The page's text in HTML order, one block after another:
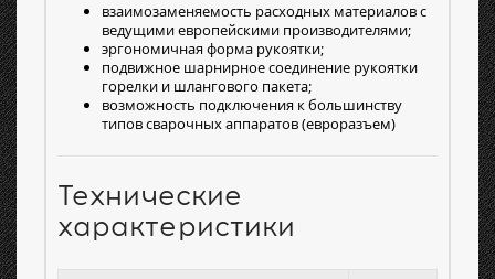
взаимозаменяемость расходных материалов с
ведущими европейскими производителями;
эргономичная форма рукоятки;
подвижное шарнирное соединение рукоятки
горелки и шлангового пакета;
возможность подключения к большинству
типов сварочных аппаратов (евроразъем)
Технические
характеристики